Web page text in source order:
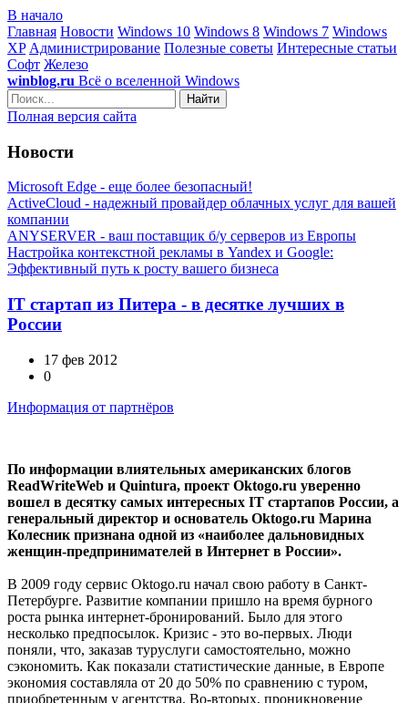
В начало
Главная Новости Windows 10 Windows 8 Windows 7 Windows
XP Администрирование Полезные советы Интересные статьи
Софт Железо
winblog.ru Всё о вселенной Windows
Найти
Полная версия сайта
Новости
Microsoft Edge - еще более безопасный!
ActiveCloud - надежный провайдер облачных услуг для вашей
компании
ANYSERVER - ваш поставщик б/у серверов из Европы
Настройка контекстной рекламы в Yandex и Google:
Эффективный путь к росту вашего бизнеса
IT стартап из Питера - в десятке лучших в
России
17 фев 2012
0
Информация от партнёров
По информации влиятельных американских блогов
ReadWriteWeb и Quintura, проект Оktogo.ru уверенно
вошел в десятку самых интересных IT стартапов России, а
генеральный директор и основатель Oktogo.ru Марина
Колесник признана одной из «наиболее дальновидных
женщин-предпринимателей в Интернет в России».
В 2009 году сервис Oktogo.ru начал свою работу в Санкт-
Петербурге. Развитие компании пришло на время бурного
роста рынка интернет-бронирований. Было для этого
несколько предпосылок. Кризис - это во-первых. Люди
поняли, что, заказав туруслуги самостоятельно, можно
сэкономить. Как показали статистические данные, в Европе
экономия составляла от 20 до 50% по сравнению с туром,
приобретенным у агентства. Во-вторых, проникновение